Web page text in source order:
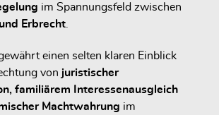
im Spannungsfeld zwischen
Erbrecht
einen selten klaren Einblick
von juristischer
familiärem Interessenausgleich
Machtwahrung im